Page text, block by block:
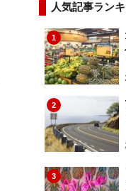
人気記事ラン
1
2
3